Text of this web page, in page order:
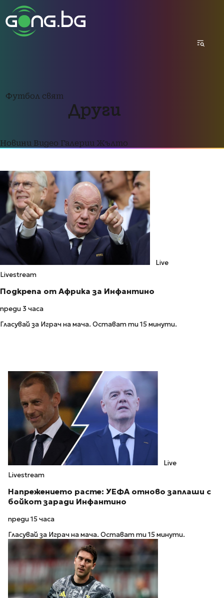
Футбол свят
Други
Новини Видео Галерии Жълто
Live
Livestream
Подкрепа от Африка за Инфантино
преди 3 часа
Гласувай за Играч на мача. Остават ти 15 минути.
Live
Livestream
Напрежението расте: УЕФА отново заплаши с
бойкот заради Инфантино
преди 15 часа
Гласувай за Играч на мача. Остават ти 15 минути.